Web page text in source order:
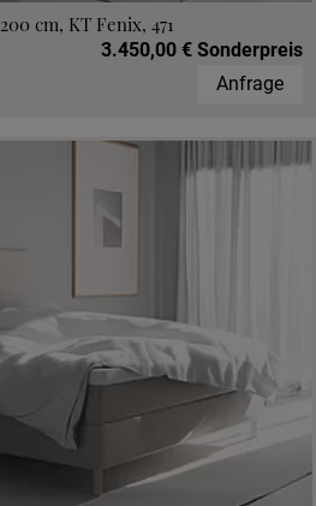
cm, KT Fenix, 471
3.450,00 € Sonderpreis
Anfrage